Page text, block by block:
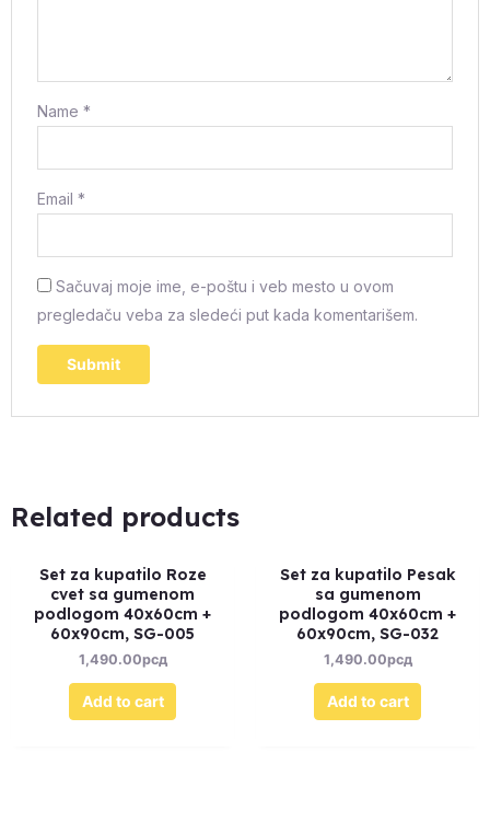
Name*
Email*
Sačuvaj moje ime, e-poštu i veb mesto u ovom
pregledaču veba za sledeći put kada komentarišem.
Related products
Set za kupatilo Roze
cvet sa gumenom
podlogom 40x60cm +
60x90cm, SG-005
1,490.00рсд
Add to cart
Set za kupatilo Pesak
sa gumenom
podlogom 40x60cm +
60x90cm, SG-032
1,490.00рсд
Add to cart